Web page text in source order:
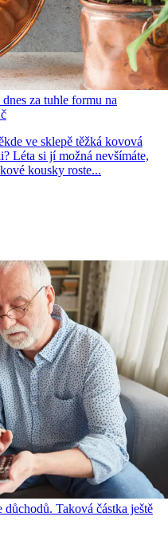
za tuhle formu na
ve sklepě těžká kovová
Léta si jí možná nevšímáte,
kousky roste...
Taková částka ještě